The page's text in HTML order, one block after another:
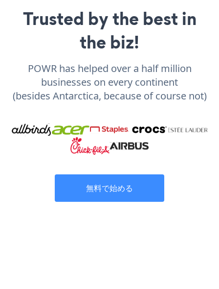
Trusted by the best in
the biz!
POWR has helped over a half million
businesses on every continent
(besides Antarctica, because of course not)
無料で始める